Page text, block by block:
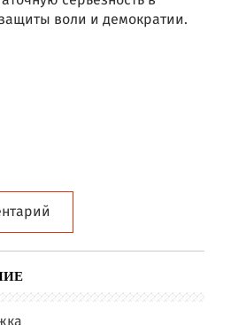
воли и демократии.